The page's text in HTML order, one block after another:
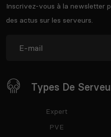
Inscrivez-vous à la newsletter
des actus sur les serveurs.
Types De
Expert
PVE